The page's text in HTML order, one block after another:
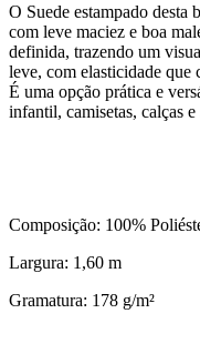
O Suede estampado desta
com leve maciez e boa
definida, trazendo um
leve, com elasticidade que
É uma opção prática e
infantil, camisetas, calças e
Composição: 100%
Largura: 1,60 m
Gramatura: 178 g/m²